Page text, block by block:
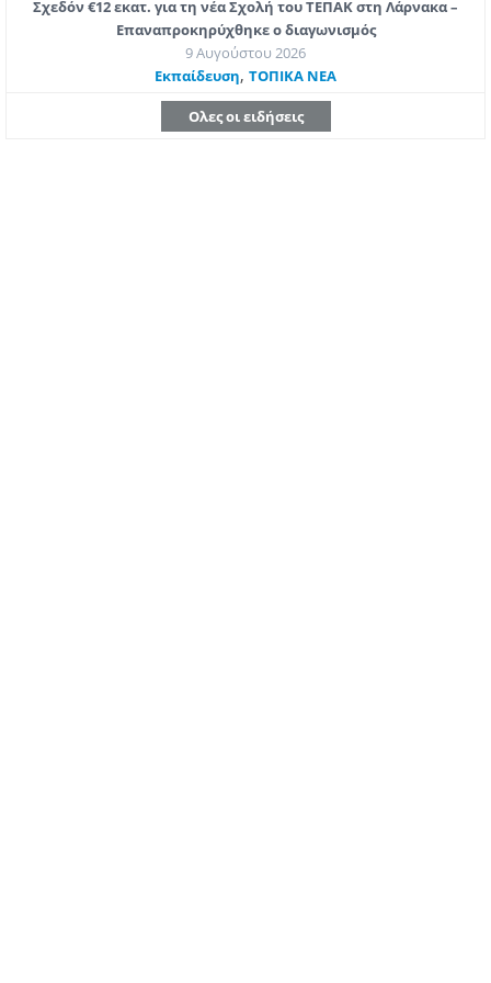
Σχεδόν €12 εκατ. για τη νέα Σχολή του ΤΕΠΑΚ στη Λάρνακα –
Επαναπροκηρύχθηκε ο διαγωνισμός
9 Αυγούστου 2026
Εκπαίδευση, ΤΟΠΙΚΑ ΝΕΑ
Ολες οι ειδήσεις